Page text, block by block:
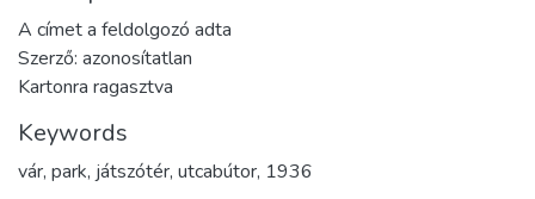
A címet a feldolgozó adta
Szerző: azonosítatlan
Kartonra ragasztva
Keywords
vár, park, játszótér, utcabútor, 1936